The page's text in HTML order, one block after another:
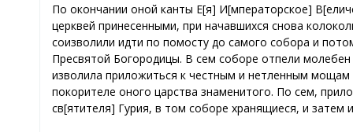
По окончании оной канты Е[я] И[мператорское]
церквей принесенными, при начавшихся снова
соизволили идти по помосту до самого собора и
Пресвятой Богородицы. В сем соборе отпели
изволила приложиться к честным и нетленным
покорителе оного царства знаменитого. По сем,
св[ятителя] Гурия, в том соборе хранящиеся, и затем